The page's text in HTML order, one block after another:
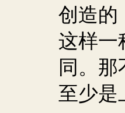
创造的
这样一
同。
至少是